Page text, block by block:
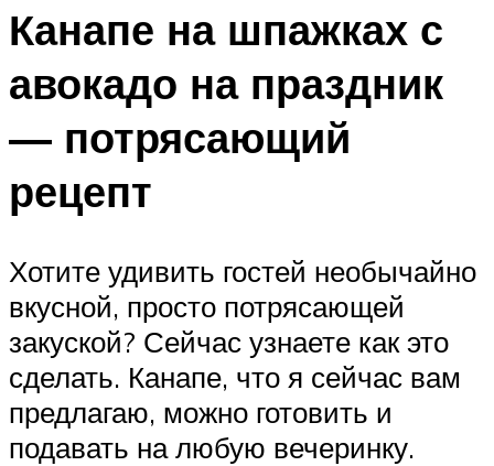
Канапе на шпажках с
авокадо на праздник
— потрясающий
рецепт
Хотите удивить гостей необычайно
вкусной, просто потрясающей
закуской? Сейчас узнаете как это
сделать. Канапе, что я сейчас вам
предлагаю, можно готовить и
подавать на любую вечеринку.